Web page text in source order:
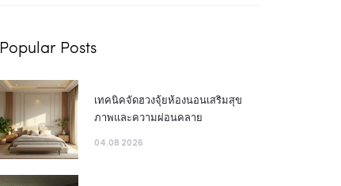
Popular Posts
เทคนิคจัดฮวงจุ้ยห้องนอนเสริมสุข
ภาพและความผ่อนคลาย
04.08 2026